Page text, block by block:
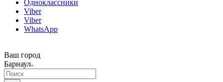
Одноклассники
Viber
Viber
WhatsApp
Ваш город
Барнаул